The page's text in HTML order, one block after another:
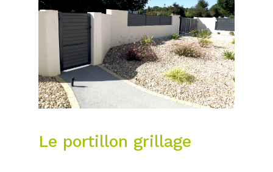
Le portillon grillage